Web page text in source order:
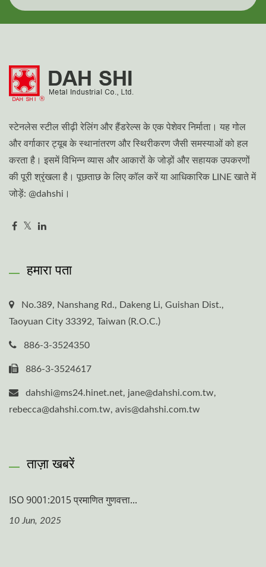
स्टेनलेस स्टील सीढ़ी रेलिंग और हैंडरेल्स के एक पेशेवर निर्माता। यह गोल
और वर्गाकार ट्यूब के स्थानांतरण और स्थिरीकरण जैसी समस्याओं को हल
करता है। इसमें विभिन्न व्यास और आकारों के जोड़ों और सहायक उपकरणों
की पूरी श्रृंखला है। पूछताछ के लिए कॉल करें या आधिकारिक LINE खाते में
जोड़ें: @dahshi।
हमारा पता
No.389, Nanshang Rd., Dakeng Li, Guishan Dist.,
Taoyuan City 33392, Taiwan (R.O.C.)
886-3-3524350
886-3-3524617
dahshi@ms24.hinet.net, jane@dahshi.com.tw,
rebecca@dahshi.com.tw, avis@dahshi.com.tw
ताज़ा खबरें
ISO 9001:2015 प्रमाणित गुणवत्ता...
10 Jun, 2025